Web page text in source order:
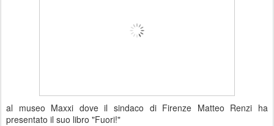
al museo Maxxi dove il sindaco di Firenze Matteo Renzi ha
presentato il suo libro "Fuori!"